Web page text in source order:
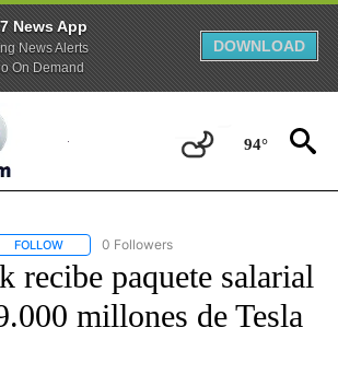
News App
News Alerts
On Demand
DOWNLOAD
94°
FOLLOW FOLLOW "CNN - SPANISH" TO RECEIVE
0 Followers
recibe paquete salarial
millones de Tesla